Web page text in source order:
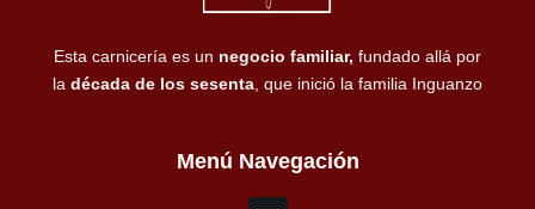
Esta carnicería es un negocio familiar, fundado allá por
la década de los sesenta, que inició la familia Inguanzo
Menú Navegación